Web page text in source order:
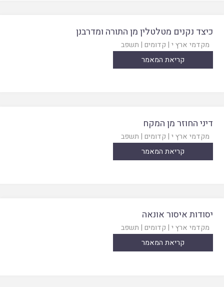
כיצד נקנים מטלטלין מן התורה ומדרבנן
מקדמי ארץ י | קדומים | תשפב
קריאת המאמר
דיני החוזר מן המקח
מקדמי ארץ י | קדומים | תשפב
קריאת המאמר
יסודות איסור אונאה
מקדמי ארץ י | קדומים | תשפב
קריאת המאמר